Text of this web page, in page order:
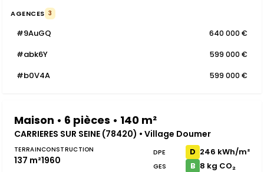
AGENCES 3
#9AuGQ 640 000 €
#abk6Y 599 000 €
#b0V4A 599 000 €
Maison • 6 pièces • 140 m²
CARRIERES SUR SEINE (78420) • Village Doumer
TERRAIN
137 m²
CONSTRUCTION
1960
DPE D 246 kWh/m²
GES B 8 kg CO₂